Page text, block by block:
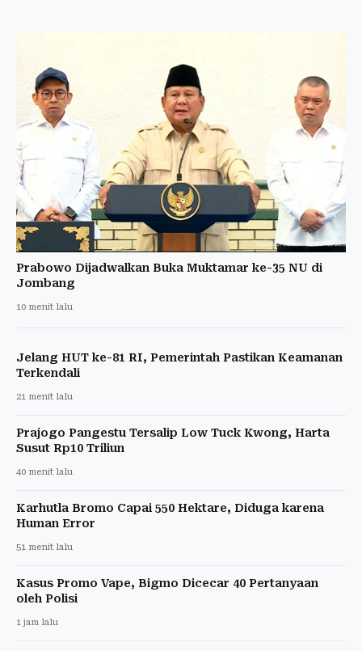
Prabowo Dijadwalkan Buka Muktamar ke-35 NU di
Jombang
10 menit lalu
Jelang HUT ke-81 RI, Pemerintah Pastikan Keamanan
Terkendali
21 menit lalu
Prajogo Pangestu Tersalip Low Tuck Kwong, Harta
Susut Rp10 Triliun
40 menit lalu
Karhutla Bromo Capai 550 Hektare, Diduga karena
Human Error
51 menit lalu
Kasus Promo Vape, Bigmo Dicecar 40 Pertanyaan
oleh Polisi
1 jam lalu